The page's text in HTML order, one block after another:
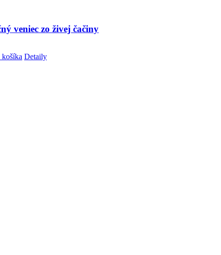
veniec zo živej čačiny
Detaily